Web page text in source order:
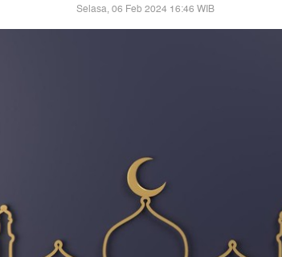
Selasa, 06 Feb 2024 16:46 WIB